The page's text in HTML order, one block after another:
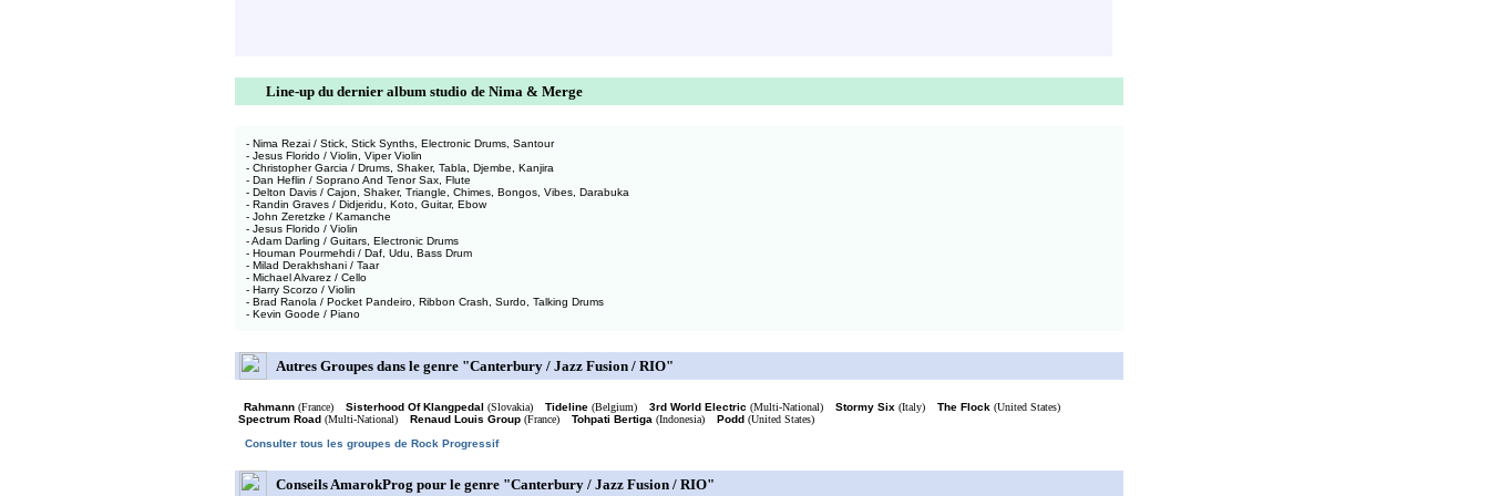
Line-up du dernier album studio de Nima & Merge
- Nima Rezai / Stick, Stick Synths, Electronic Drums, Santour
- Jesus Florido / Violin, Viper Violin
- Christopher Garcia / Drums, Shaker, Tabla, Djembe, Kanjira
- Dan Heflin / Soprano And Tenor Sax, Flute
- Delton Davis / Cajon, Shaker, Triangle, Chimes, Bongos, Vibes, Darabuka
- Randin Graves / Didjeridu, Koto, Guitar, Ebow
- John Zeretzke / Kamanche
- Jesus Florido / Violin
- Adam Darling / Guitars, Electronic Drums
- Houman Pourmehdi / Daf, Udu, Bass Drum
- Milad Derakhshani / Taar
- Michael Alvarez / Cello
- Harry Scorzo / Violin
- Brad Ranola / Pocket Pandeiro, Ribbon Crash, Surdo, Talking Drums
- Kevin Goode / Piano
Autres Groupes dans le genre "Canterbury / Jazz Fusion / RIO"
Rahmann (France) Sisterhood Of Klangpedal (Slovakia) Tideline (Belgium) 3rd World Electric (Multi-National) Stormy Six (Italy) The Flock (United States)
Spectrum Road (Multi-National) Renaud Louis Group (France) Tohpati Bertiga (Indonesia) Podd (United States)
Consulter tous les groupes de Rock Progressif
Conseils AmarokProg pour le genre "Canterbury / Jazz Fusion / RIO"